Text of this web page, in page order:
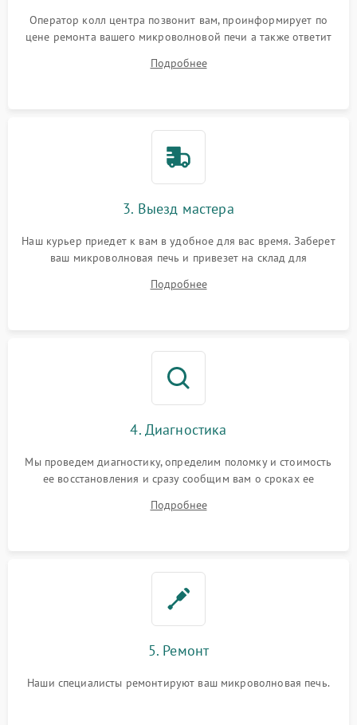
Оператор колл центра позвонит вам, проинформирует по
цене ремонта вашего микроволновой печи а также ответит
Подробнее
3. Выезд мастера
Наш курьер приедет к вам в удобное для вас время. Заберет
ваш микроволновая печь и привезет на склад для
Подробнее
4. Диагностика
Мы проведем диагностику, определим поломку и стоимость
ее восстановления и сразу сообщим вам о сроках ее
Подробнее
5. Ремонт
Наши специалисты ремонтируют ваш микроволновая печь.